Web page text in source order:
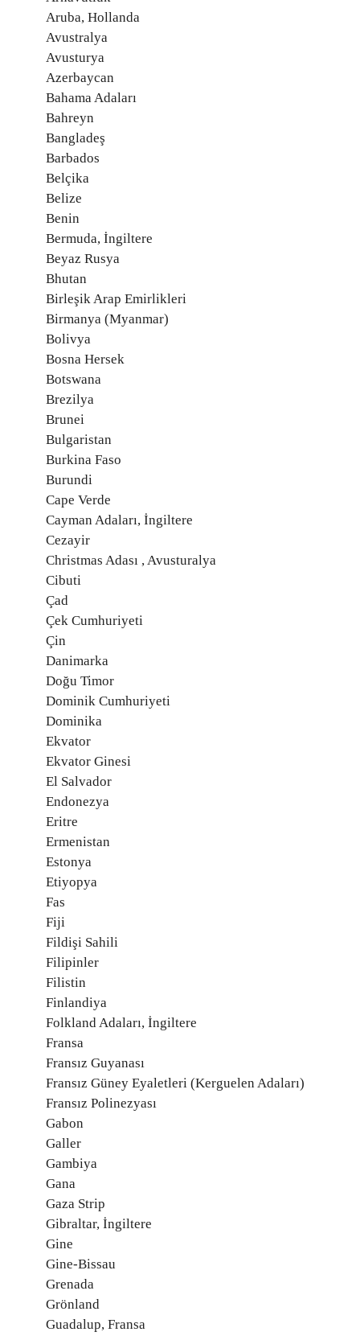
Aruba, Hollanda
Avustralya
Avusturya
Azerbaycan
Bahama Adaları
Bahreyn
Bangladeş
Barbados
Belçika
Belize
Benin
Bermuda, İngiltere
Beyaz Rusya
Bhutan
Birleşik Arap Emirlikleri
Birmanya (Myanmar)
Bolivya
Bosna Hersek
Botswana
Brezilya
Brunei
Bulgaristan
Burkina Faso
Burundi
Cape Verde
Cayman Adaları, İngiltere
Cezayir
Christmas Adası , Avusturalya
Cibuti
Çad
Çek Cumhuriyeti
Çin
Danimarka
Doğu Timor
Dominik Cumhuriyeti
Dominika
Ekvator
Ekvator Ginesi
El Salvador
Endonezya
Eritre
Ermenistan
Estonya
Etiyopya
Fas
Fiji
Fildişi Sahili
Filipinler
Filistin
Finlandiya
Folkland Adaları, İngiltere
Fransa
Fransız Guyanası
Fransız Güney Eyaletleri (Kerguelen Adaları)
Fransız Polinezyası
Gabon
Galler
Gambiya
Gana
Gaza Strip
Gibraltar, İngiltere
Gine
Gine-Bissau
Grenada
Grönland
Guadalup, Fransa